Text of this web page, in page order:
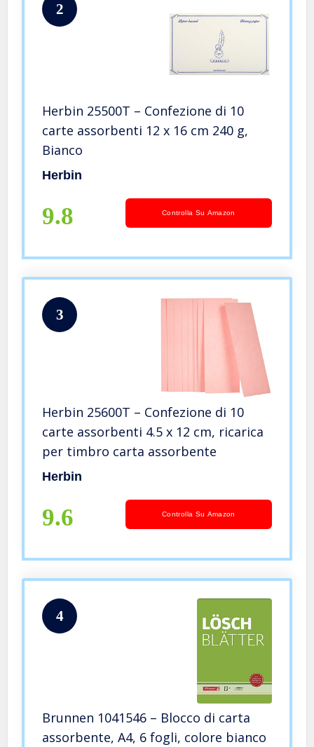
2
Herbin 25500T – Confezione di 10
carte assorbenti 12 x 16 cm 240 g,
Bianco
Herbin
9.8 Controlla Su Amazon
3
Herbin 25600T – Confezione di 10
carte assorbenti 4.5 x 12 cm, ricarica
per timbro carta assorbente
Herbin
9.6 Controlla Su Amazon
4
Brunnen 1041546 – Blocco di carta
assorbente, A4, 6 fogli, colore bianco